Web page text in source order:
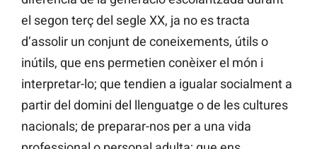
el segon terç del segle XX, ja no es tracta
d’assolir un conjunt de coneixements, útils o
inútils, que ens permetien conèixer el món i
interpretar-lo; que tendien a igualar socialment a
partir del domini del llenguatge o de les cultures
nacionals; de preparar-nos per a una vida